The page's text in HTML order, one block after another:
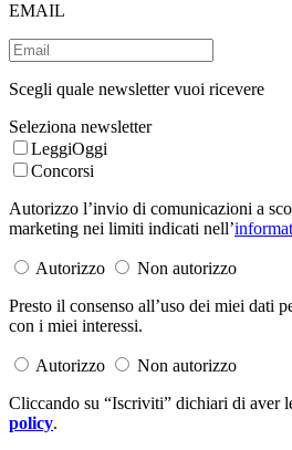
EMAIL
Scegli quale newsletter vuoi ricevere
Seleziona newsletter
LeggiOggi
Concorsi
Autorizzo l’invio di comunicazioni a
marketing nei limiti indicati nell’
Autorizzo
Non autorizzo
Presto il consenso all’uso dei miei dati
con i miei interessi.
Autorizzo
Non autorizzo
Cliccando su “Iscriviti” dichiari di aver
policy.